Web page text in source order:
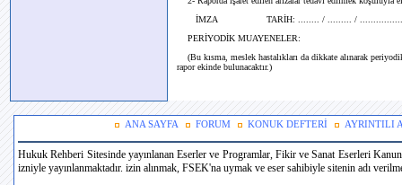
İMZA TARİH: ........ / ......... /
PERİYODİK MUAYENELER:
(Bu kısma, meslek hastalıkları da dikkate alınarak
rapor ekinde bulunacaktır.)
ANA SAYFA FORUM KONUK DEFTERİ AYRINTILI
Hukuk Rehberi Sitesinde yayınlanan Eserler ve Programlar, Fikir ve Sanat Eserleri
izniyle yayınlanmaktadır. izin alınmak, FSEK'na uymak ve eser sahibiyle sitenin adı